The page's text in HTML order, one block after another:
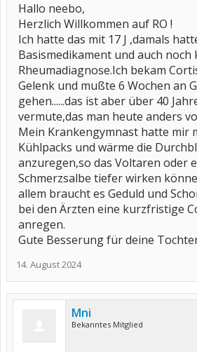
Hallo neebo,
Herzlich Willkommen auf RO !
Ich hatte das mit 17 J ,damals
Basismedikament und auch noch
Rheumadiagnose.Ich bekam
Gelenk und mußte 6 Wochen an
gehen......das ist aber über 40
vermute,das man heute anders
Mein Krankengymnast hatte mir
Kühlpacks und wärme die
anzuregen,so das Voltaren oder
Schmerzsalbe tiefer wirken
allem braucht es Geduld und
bei den Ärzten eine kurzfristige
anregen.
Gute Besserung für deine
14. August 2024
Mni
Bekanntes Mitglied